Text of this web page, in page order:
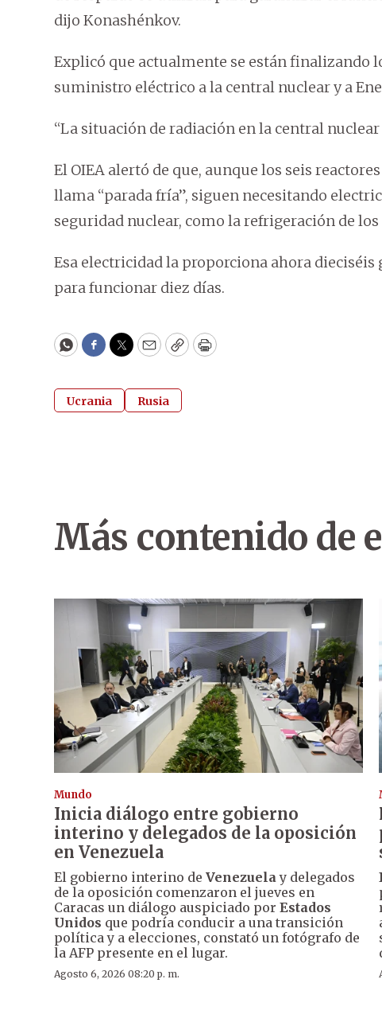
dijo Konashénkov.
Explicó que actualmente se están finalizando
suministro eléctrico a la central nuclear y a
“La situación de radiación en la central
El OIEA alertó de que, aunque los seis
llama “parada fría”, siguen necesitando
seguridad nuclear, como la refrigeración de los
Esa electricidad la proporciona ahora
para funcionar diez días.
WhatsApp
Facebook
Twitter
EmailCopyPrint
Ucrania Rusia
Más contenido de
Mundo
Inicia diálogo entre gobierno
interino y delegados de la oposición
en Venezuela
El gobierno interino de Venezuelay delegados
de la oposición comenzaron el jueves en
Caracas un diálogo auspiciado por Estados
Unidos que podría conducir a una transición
política y a elecciones, constató un fotógrafo de
la AFP presente en el lugar.
Agosto 6, 2026 08:20 p. m.